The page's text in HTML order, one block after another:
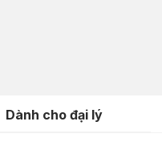
Dành cho đại lý